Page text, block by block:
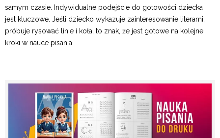
samym czasie. Indywidualne podejście do gotowości dziecka
jest kluczowe. Jeśli dziecko wykazuje zainteresowanie literami,
próbuje rysować linie i koła, to znak, że jest gotowe na kolejne
kroki w nauce pisania.